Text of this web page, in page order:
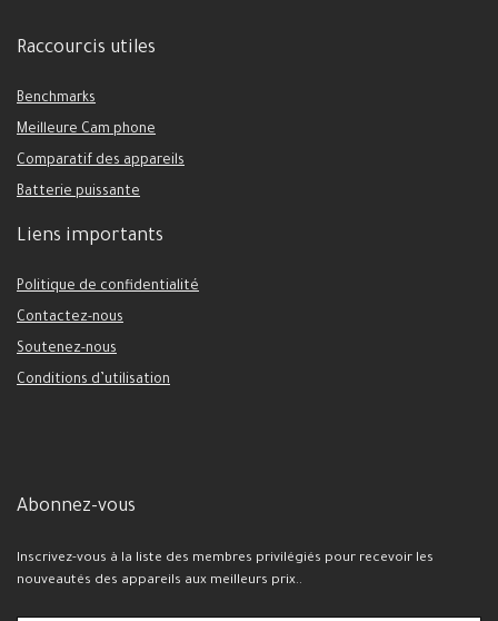
Raccourcis utiles
Benchmarks
Meilleure Cam phone
Comparatif des appareils
Batterie puissante
Liens importants
Politique de confidentialité
Contactez-nous
Soutenez-nous
Conditions d’utilisation
Abonnez-vous
Inscrivez-vous à la liste des membres privilégiés pour recevoir les
nouveautés des appareils aux meilleurs prix..